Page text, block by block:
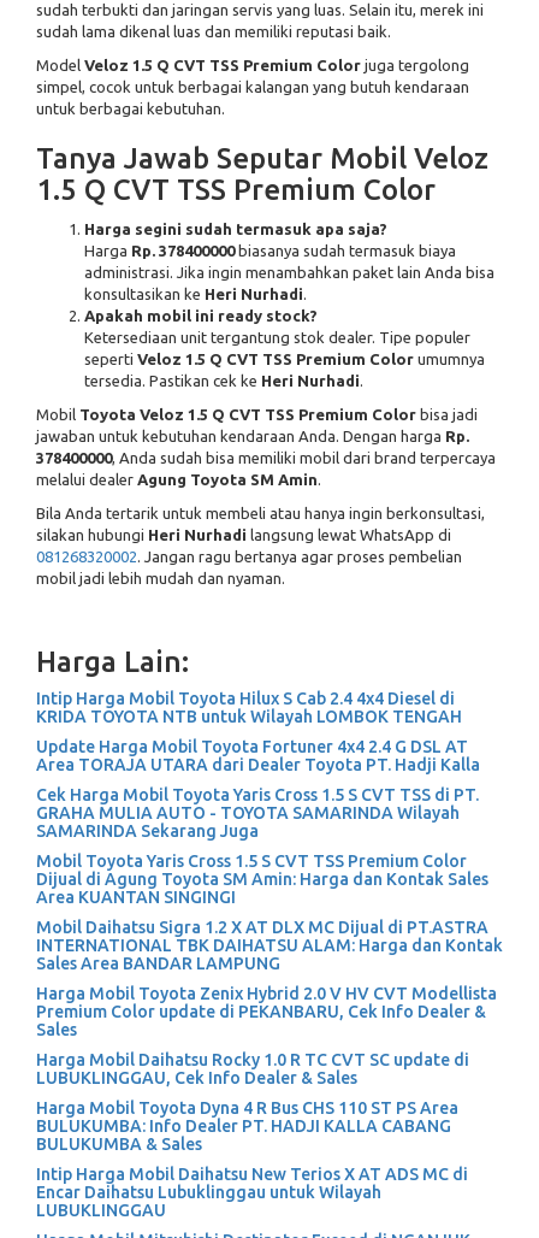
sudah terbukti dan jaringan servis yang luas. Selain itu, merek ini
sudah lama dikenal luas dan memiliki reputasi baik.
Model Veloz 1.5 Q CVT TSS Premium Color juga tergolong
simpel, cocok untuk berbagai kalangan yang butuh kendaraan
untuk berbagai kebutuhan.
Tanya Jawab Seputar Mobil Veloz
1.5 Q CVT TSS Premium Color
Harga segini sudah termasuk apa saja?
Harga Rp. 378400000biasanya sudah termasuk biaya
administrasi. Jika ingin menambahkan paket lain Anda bisa
konsultasikan ke Heri Nurhadi.
Apakah mobil ini ready stock?
Ketersediaan unit tergantung stok dealer. Tipe populer
seperti Veloz 1.5 Q CVT TSS Premium Color umumnya
tersedia. Pastikan cek ke Heri Nurhadi.
Mobil Toyota Veloz 1.5 Q CVT TSS Premium Color bisa jadi
jawaban untuk kebutuhan kendaraan Anda. Dengan harga Rp.
378400000, Anda sudah bisa memiliki mobil dari brand terpercaya
melalui dealer Agung Toyota SM Amin.
Bila Anda tertarik untuk membeli atau hanya ingin berkonsultasi,
silakan hubungi Heri Nurhadi langsung lewat WhatsApp di
081268320002. Jangan ragu bertanya agar proses pembelian
mobil jadi lebih mudah dan nyaman.
Harga Lain:
Intip Harga Mobil Toyota Hilux S Cab 2.4 4x4 Diesel di
KRIDA TOYOTA NTB untuk Wilayah LOMBOK TENGAH
Update Harga Mobil Toyota Fortuner 4x4 2.4 G DSL AT
Area TORAJA UTARA dari Dealer Toyota PT. Hadji Kalla
Cek Harga Mobil Toyota Yaris Cross 1.5 S CVT TSS di PT.
GRAHA MULIA AUTO - TOYOTA SAMARINDA Wilayah
SAMARINDA Sekarang Juga
Mobil Toyota Yaris Cross 1.5 S CVT TSS Premium Color
Dijual di Agung Toyota SM Amin: Harga dan Kontak Sales
Area KUANTAN SINGINGI
Mobil Daihatsu Sigra 1.2 X AT DLX MC Dijual di PT.ASTRA
INTERNATIONAL TBK DAIHATSU ALAM: Harga dan Kontak
Sales Area BANDAR LAMPUNG
Harga Mobil Toyota Zenix Hybrid 2.0 V HV CVT Modellista
Premium Color update di PEKANBARU, Cek Info Dealer &
Sales
Harga Mobil Daihatsu Rocky 1.0 R TC CVT SC update di
LUBUKLINGGAU, Cek Info Dealer & Sales
Harga Mobil Toyota Dyna 4 R Bus CHS 110 ST PS Area
BULUKUMBA: Info Dealer PT. HADJI KALLA CABANG
BULUKUMBA & Sales
Intip Harga Mobil Daihatsu New Terios X AT ADS MC di
Encar Daihatsu Lubuklinggau untuk Wilayah
LUBUKLINGGAU